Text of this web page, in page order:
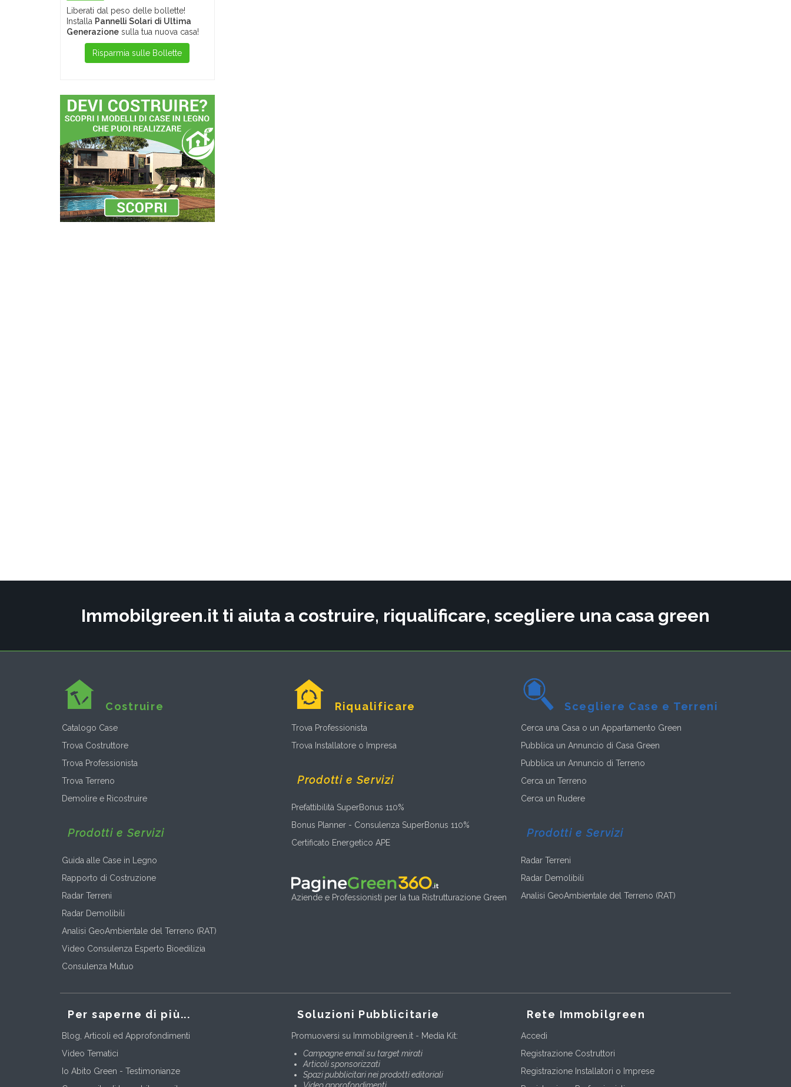
Liberati dal peso delle bollette!
Installa Pannelli Solari di Ultima
Generazione sulla tua nuova casa!
Risparmia sulle Bollette
Immobilgreen.it ti aiuta a costruire, riqualificare, scegliere una casa green
Costruire
Catalogo Case
Trova Costruttore
Trova Professionista
Trova Terreno
Demolire e Ricostruire
Prodotti e Servizi
Guida alle Case in Legno
Rapporto di Costruzione
Radar Terreni
Radar Demolibili
Analisi GeoAmbientale del Terreno (RAT)
Video Consulenza Esperto Bioedilizia
Consulenza Mutuo
Riqualificare
Trova Professionista
Trova Installatore o Impresa
Prodotti e Servizi
Prefattibilità SuperBonus 110%
Bonus Planner - Consulenza SuperBonus 110%
Certificato Energetico APE
Aziende e Professionisti per la tua Ristrutturazione Green
Scegliere Case e Terreni
Cerca una Casa o un Appartamento Green
Pubblica un Annuncio di Casa Green
Pubblica un Annuncio di Terreno
Cerca un Terreno
Cerca un Rudere
Prodotti e Servizi
Radar Terreni
Radar Demolibili
Analisi GeoAmbientale del Terreno (RAT)
Per saperne di più...
Blog, Articoli ed Approfondimenti
Video Tematici
Io Abito Green - Testimonianze
Soluzioni Pubblicitarie
Promuoversi su Immobilgreen.it - Media Kit:
Campagne email su target mirati
Articoli sponsorizzati
Spazi pubblicitari nei prodotti editoriali
Rete Immobilgreen
Accedi
Registrazione Costruttori
Registrazione Installatori o Imprese